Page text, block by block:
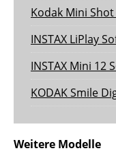
Kodak Mini
INSTAX LiPlay
INSTAX Mini 12
KODAK Smile
Weitere Modelle